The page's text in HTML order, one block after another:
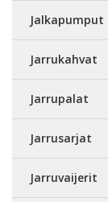
Jalkapumput
Jarrukahvat
Jarrupalat
Jarrusarjat
Jarruvaijerit